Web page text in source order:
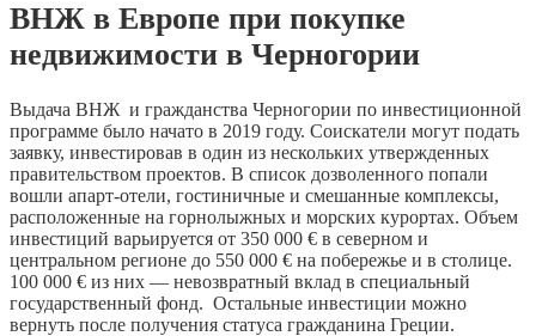
ВНЖ в Европе при покупке
недвижимости в Черногории
Выдача ВНЖ и гражданства Черногории по инвестиционной
программе было начато в 2019 году. Соискатели могут подать
заявку, инвестировав в один из нескольких утвержденных
правительством проектов. В список дозволенного попали
вошли апарт-отели, гостиничные и смешанные комплексы,
расположенные на горнолыжных и морских курортах. Объем
инвестиций варьируется от 350 000 € в северном и
центральном регионе до 550 000 € на побережье и в столице.
100 000 € из них — невозвратный вклад в специальный
государственный фонд. Остальные инвестиции можно
вернуть после получения статуса гражданина Греции.